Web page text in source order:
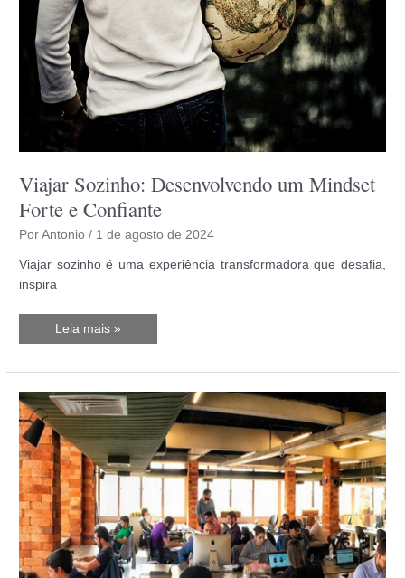
Viajar Sozinho: Desenvolvendo um Mindset
Forte e Confiante
PorAntonio/ 1 de agosto de 2024
Viajar sozinho é uma experiência transformadora que desafia,
inspira
Viajar
Mindset
e
Confiante
Leia mais »